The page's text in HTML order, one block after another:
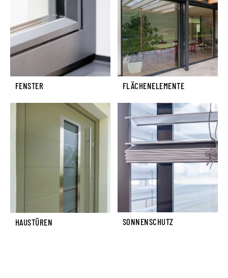
FENSTER FLÄCHENELEMENTE
HAUSTÜREN SONNENSCHUTZ